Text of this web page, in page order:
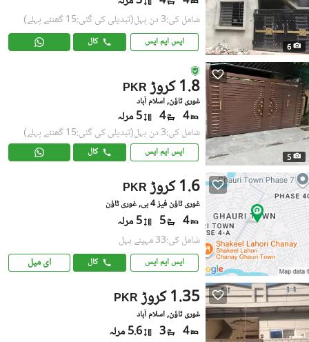
6
شامل کی:3 دن پہل (تبدیلی کی گئی:15 گھنٹے پہلے)
ایس ایم ایس کال
5
PKR 1.8 کروڑ
غوری ٹاؤن, اسلام آباد
4
4 5 مرلہ
شامل کی:3 دن پہل (تبدیلی کی گئی:15 گھنٹے پہلے)
ایس ایم ایس کال
PKR 1.6 کروڑ
غوری ٹاؤن فیز 4 بی, غوری ٹاؤن
4
5 5 مرلہ
شامل کی:33 مہینے پہل
ایس ایم ایس کال ای میل
PKR 1.35 کروڑ
غوری ٹاؤن, اسلام آباد
4
3 5.6 مرلہ